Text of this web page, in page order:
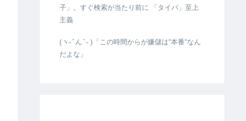
子」。すぐ検索が当たり前に 「タイパ」至上
主義
(ヽ˶ ᷇ ん ᷆ ˵ )「この時間からが嫌儲は"本番"なん
だよな」